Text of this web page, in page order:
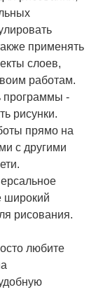
применять
слоев,
работам.
программы -
рисунки.
прямо на
с другими
широкий
рисования.
любите